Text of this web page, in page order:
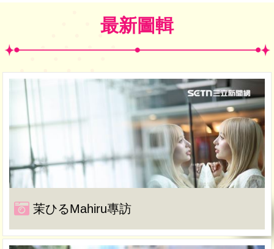
最新圖輯
茉ひるMahiru專訪